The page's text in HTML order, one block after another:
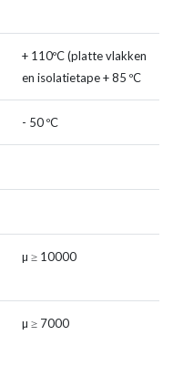
+ 110ºC (platte vlakken
en isolatietape + 85 ºC
- 50 ºC
µ ≥ 10000
µ ≥ 7000